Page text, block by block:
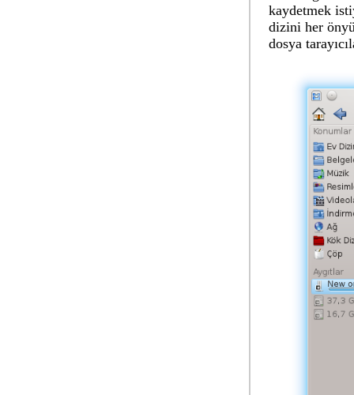
kaydetmek
dizini her
dosya